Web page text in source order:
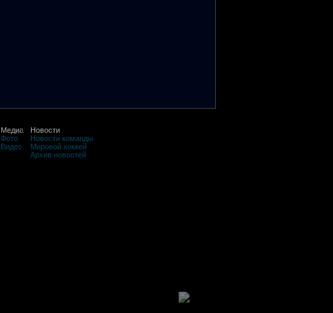
Медиа
Фото
Видео
Новости
Новости команды
Мировой хоккей
Архив новостей